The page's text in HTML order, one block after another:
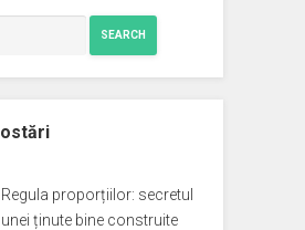
SEARCH
Regula proporțiilor: secretul
unei ținute bine construite